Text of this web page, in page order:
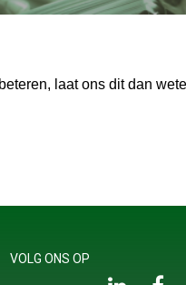
laat ons dit dan
VOLG ONS OP